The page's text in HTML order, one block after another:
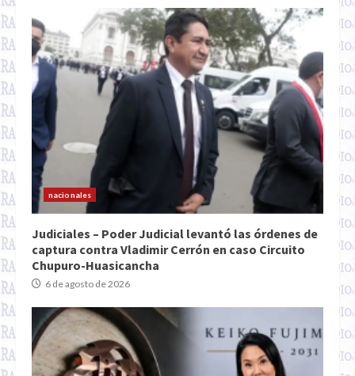
nacionales
Judiciales – Poder Judicial levantó las órdenes de
captura contra Vladimir Cerrón en caso Circuito
Chupuro-Huasicancha
6 de agosto de 2026